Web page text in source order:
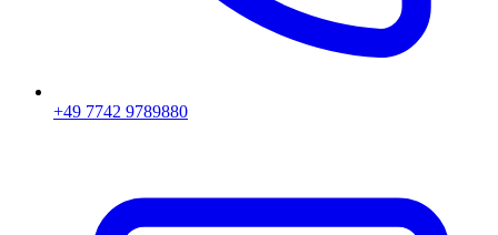
+49 7742 9789880